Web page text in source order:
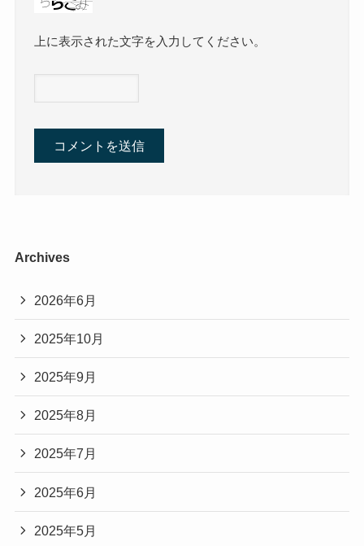
上に表示された文字を入力してください。
Archives
2026年6月
2025年10月
2025年9月
2025年8月
2025年7月
2025年6月
2025年5月